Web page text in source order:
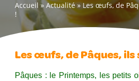
Accueil » Actualité»Les œufs, de
!
Les œufs, de Pâques, ils
Pâques : le Printemps, les petits